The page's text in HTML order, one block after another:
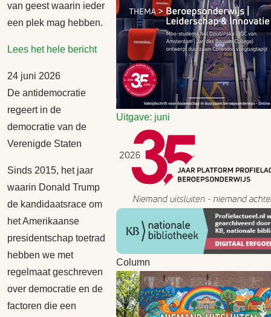
van geest waarin ieder
een plek mag hebben.
Lees het hele bericht
24 juni 2026
De antidemocratie
regeert in de
democratie van de
Verenigde Staten
Sinds 2015, het jaar
waarin Donald Trump
de kandidaatsrace om
het Amerikaanse
presidentschap toetrad
hebben we met
regelmaat geschreven
over democratie en de
factoren die een
Uitgave: juni
Column